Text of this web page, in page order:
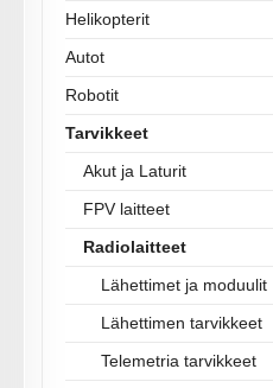
Helikopterit
Autot
Robotit
Tarvikkeet
Akut ja Laturit
FPV laitteet
Radiolaitteet
Lähettimet ja moduulit
Lähettimen tarvikkeet
Telemetria tarvikkeet